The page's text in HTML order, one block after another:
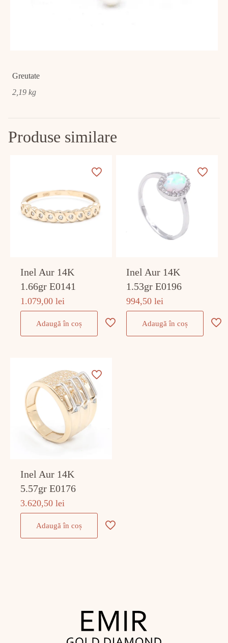
Greutate
2,19 kg
Produse similare
Inel Aur 14K
1.66gr E0141
1.079,00lei
Adaugă în coș
Inel Aur 14K
1.53gr E0196
994,50lei
Adaugă în coș
Inel Aur 14K
5.57gr E0176
3.620,50lei
Adaugă în coș